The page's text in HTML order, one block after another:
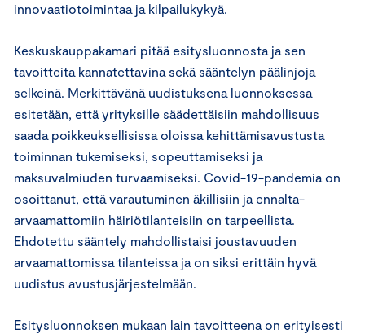
innovaatiotoimintaa ja kilpailukykyä.
Keskuskauppakamari pitää esitysluonnosta ja sen
tavoitteita kannatettavina sekä sääntelyn päälinjoja
selkeinä. Merkittävänä uudistuksena luonnoksessa
esitetään, että yrityksille säädettäisiin mahdollisuus
saada poikkeuksellisissa oloissa kehittämisavustusta
toiminnan tukemiseksi, sopeuttamiseksi ja
maksuvalmiuden turvaamiseksi. Covid-19-pandemia on
osoittanut, että varautuminen äkillisiin ja ennalta-
arvaamattomiin häiriötilanteisiin on tarpeellista.
Ehdotettu sääntely mahdollistaisi joustavuuden
arvaamattomissa tilanteissa ja on siksi erittäin hyvä
uudistus avustusjärjestelmään.
Esitysluonnoksen mukaan lain tavoitteena on erityisesti